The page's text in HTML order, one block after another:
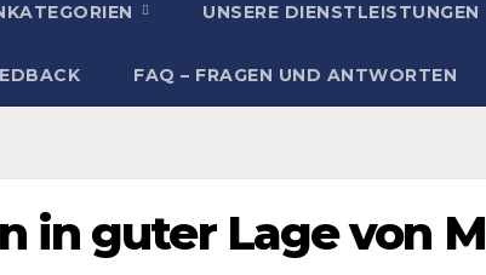
UNSERE DIENSTLEISTUNGEN
FAQ – FRAGEN UND ANTWORTEN
in guter Lage von